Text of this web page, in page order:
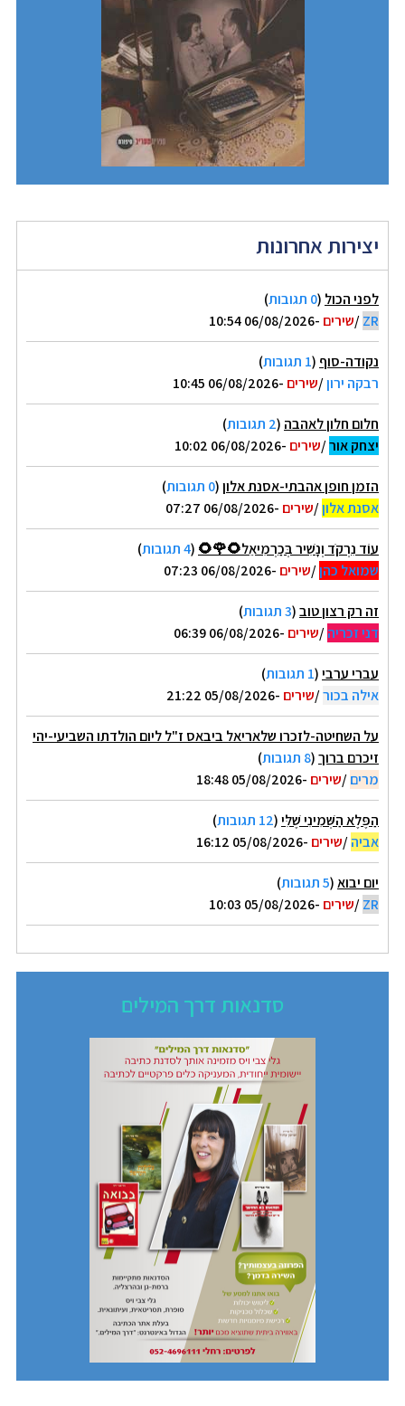
יצירות אחרונות
לפני הכול (0 תגובות
)
ZR
/שירים -06/08/2026 10:54
נקודה-סוף (1 תגובות
)
רבקה ירון/שירים -06/08/2026 10:45
חלום חלון לאהבה (2 תגובות
)
יצחק אור/שירים -06/08/2026 10:02
הזמן חופן אהבתי-אסנת אלון(0 תגובות
)
אסנת אלון/שירים -06/08/2026 07:27
עוֹד נִרְקֹד וְנָשִׁיר בְּכַרְמִיאֵל🌻🌹🌻 (4 תגובות
)
שמואל כהן/שירים -06/08/2026 07:23
זה רק רצון טוב(3 תגובות
)
דני זכריה/שירים -06/08/2026 06:39
עברי ערבי(1 תגובות
)
אילה בכור/שירים -05/08/2026 21:22
על השחיטה-לזכרו שלאריאל ביבאס ז"ל ליום הולדתו השביעי-יהי
זיכרם ברוך(8 תגובות
)
מרים/שירים -05/08/2026 18:48
הַפֶּלֶא הַשְּׁמִינִי שֶׁלִּי(12 תגובות
)
אביה/שירים -05/08/2026 16:12
יום יבוא(5 תגובות
)
ZR
/שירים -05/08/2026 10:03
סדנאות דרך המילים